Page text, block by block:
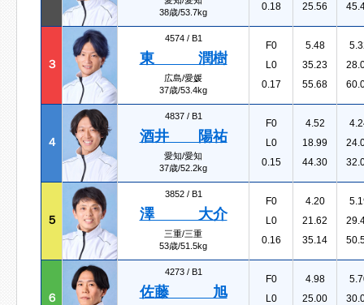
38歳/53.7kg
0.18
25.56
３
4574 / B1
東 潤樹
広島/愛媛
37歳/53.4kg
F0
L0
0.17
5.48
35.23
55.68
４
4837 / B1
酒井 陽祐
愛知/愛知
37歳/52.2kg
F0
L0
0.15
4.52
18.99
44.30
５
3852 / B1
澤 大介
三重/三重
53歳/51.5kg
F0
L0
0.16
4.20
21.62
35.14
６
4273 / B1
佐藤 旭
F0
L0
4.98
25.00